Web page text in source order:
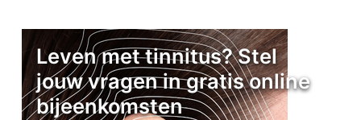
Leven met tinnitus? Stel
jouw vragen in gratis online
bijeenkomsten